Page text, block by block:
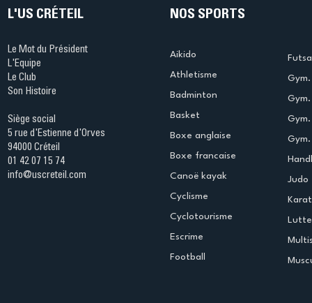
L'US CRÉTEIL
Le Mot du Président
L'Equipe
Le Club
Son Histoire
Siège social
5 rue d'Estienne d'Orves
94000 Créteil
01 42 07 15 74
info@uscreteil.com
NOS SPORTS
Aikido
Athletisme
Badminton
Basket
Boxe anglaise
Boxe francaise
Canoë kayak
Cyclisme
Cyclotourisme
Escrime
Football
Judo
Lutte